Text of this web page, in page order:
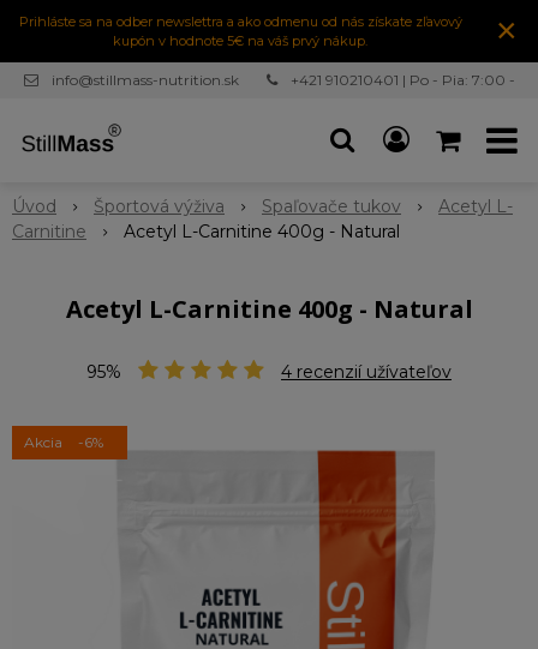
Prihláste sa na odber newslettra a ako odmenu od nás získate zľavový
kupón v hodnote 5€ na váš prvý nákup.
×
info@stillmass-nutrition.sk
+421 910210401 | Po - Pia: 7:00 -
Úvod Športová výživa Spaľovače tukov
Acetyl L-
Carnitine
Acetyl L-Carnitine 400g - Natural
Acetyl L-Carnitine 400g - Natural
95% 4 recenzií užívateľov
Akcia -6%